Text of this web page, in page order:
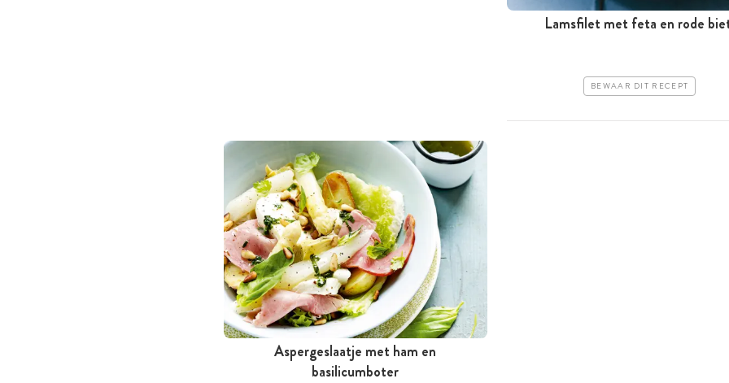
Lamsfilet met feta en rode
BEWAAR DIT RECEPT
Aspergeslaatje met ham en
basilicumboter